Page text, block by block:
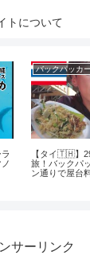
トについて
バックパッカ
【タイ🇹🇭】
旅！バックパ
ン通りで屋台
サーリンク